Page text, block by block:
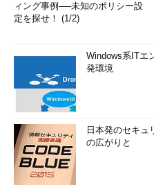
ィング事例──未知のポリシー設
定を探せ！ (1/2)
Windows系ITエ
発環境
日本発のセキュ
の広がりと